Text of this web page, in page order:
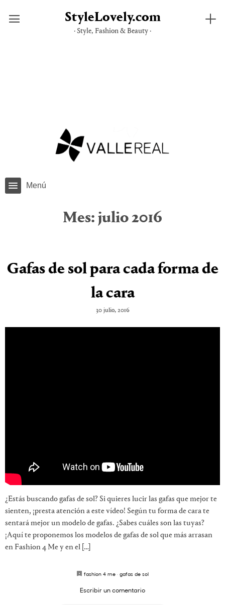
StyleLovely.com
· Style, Fashion & Beauty ·
Menú
Mes: julio 2016
Gafas de sol para cada forma de
la cara
30 julio, 2016
¿Estás buscando gafas de sol? Si quieres lucir las gafas que mejor te
sienten, ¡presta atención a este vídeo! Según tu forma de cara te
sentará mejor un modelo de gafas. ¿Sabes cuáles son las tuyas?
¡Aquí te proponemos los modelos de gafas de sol que más arrasan
en Fashion 4 Me y en el […]
fashion 4 me · gafas de sol
Escribir un comentario